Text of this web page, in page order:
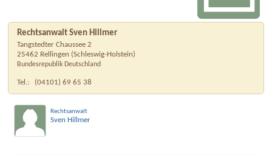
Rechtsanwalt Sven Hillmer
Tangstedter Chaussee 2
25462 Rellingen (Schleswig-Holstein)
Bundesrepublik Deutschland
Tel.: (04101) 69 65 38
Rechtsanwalt
Sven Hillmer